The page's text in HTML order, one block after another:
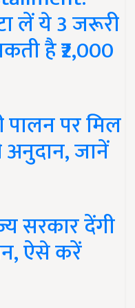
लें ये 3 जरूरी
है ₹2,000
पर मिल
अनुदान, जानें
सरकार देंगी
ऐसे करें